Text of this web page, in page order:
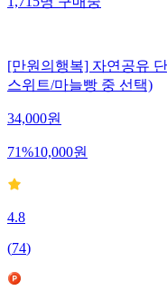
1,715명구매중
[만원의행복] 자연공유
스위트/마늘빵 중 선택)
34,000원
71%10,000원
4.8
(74)